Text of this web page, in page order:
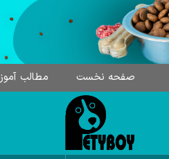
صفحه نخست مطالب